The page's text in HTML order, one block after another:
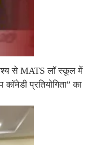
से MATS लॉ स्कूल में
प्रतियोगिता” का